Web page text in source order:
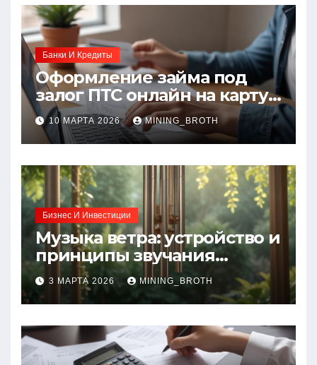
Банки И Кредиты
Оформление займа под
залог ПТС онлайн на карту
без визита в офис: порядок,
требования и документы
10 МАРТА 2026 MINING_BROTH
Бизнес И Инвестиции
Музыка ветра: устройство и
принципы звучания
колокольчиков
3 МАРТА 2026 MINING_BROTH